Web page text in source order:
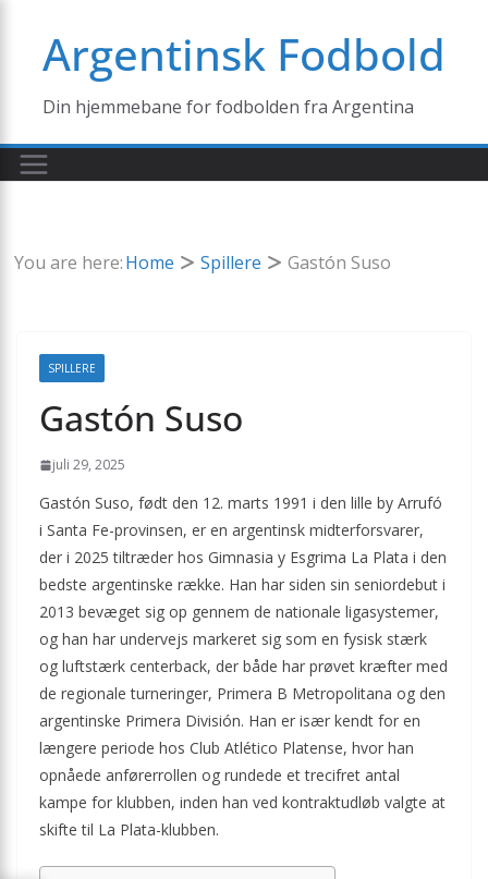
contentArgentinsk Fodbold
Din hjemmebane for fodbolden fra Argentina
You are here:Home Spillere Gastón Suso
SPILLERE
Gastón Suso
juli 29, 2025
Gastón Suso, født den 12. marts 1991 i den lille by Arrufó
i Santa Fe-provinsen, er en argentinsk midterforsvarer,
der i 2025 tiltræder hos Gimnasia y Esgrima La Plata i den
bedste argentinske række. Han har siden sin seniordebut i
2013 bevæget sig op gennem de nationale ligasystemer,
og han har undervejs markeret sig som en fysisk stærk
og luftstærk centerback, der både har prøvet kræfter med
de regionale turneringer, Primera B Metropolitana og den
argentinske Primera División. Han er især kendt for en
længere periode hos Club Atlético Platense, hvor han
opnåede anførerrollen og rundede et trecifret antal
kampe for klubben, inden han ved kontraktudløb valgte at
skifte til La Plata-klubben.